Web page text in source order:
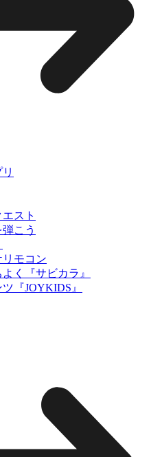
スト
こう
リモコン
く『サビカラ』
『JOYKIDS』